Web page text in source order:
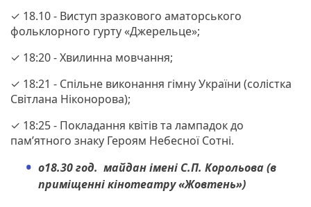
✓ 18.10 - Виступ зразкового аматорського
фольклорного гурту «Джерельце»;
✓ 18:20 - Хвилинна мовчання;
✓ 18:21 - Спільне виконання гімну України (солістка
Світлана Ніконорова);
✓ 18:25 - Покладання квітів та лампадок до
пам’ятного знаку Героям Небесної Сотні.
о18.30 год. майдан імені С.П. Корольова (в
приміщенні кінотеатру «Жовтень»)